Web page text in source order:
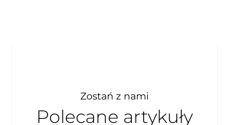
Zostań z nami
Polecane artykuły